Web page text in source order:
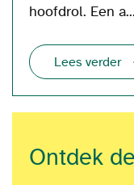
hoofdrol. Een a...
Lees verder
Ontdek